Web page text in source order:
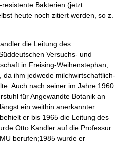
resistente Bakterien (jetzt
heute noch zitiert werden, so z.
die Leitung des
Versuchs- und
in Freising-Weihenstephan;
ihm jedwede milchwirtschaftlich-
Auch nach seiner im Jahre 1960
für Angewandte Botanik an
ein weithin anerkannter
er bis 1965 die Leitung des
Otto Kandler auf die Professur
berufen;1985 wurde er